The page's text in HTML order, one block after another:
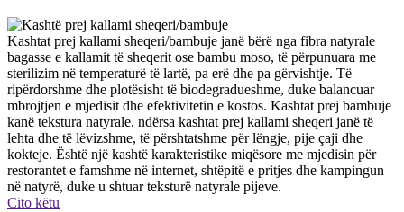
Kashtat prej kallami sheqeri/bambuje janë bërë nga fibra natyrale
bagasse e kallamit të sheqerit ose bambu moso, të përpunuara me
sterilizim në temperaturë të lartë, pa erë dhe pa gërvishtje. Të
ripërdorshme dhe plotësisht të biodegradueshme, duke balancuar
mbrojtjen e mjedisit dhe efektivitetin e kostos. Kashtat prej bambuje
kanë tekstura natyrale, ndërsa kashtat prej kallami sheqeri janë të
lehta dhe të lëvizshme, të përshtatshme për lëngje, pije çaji dhe
kokteje. Është një kashtë karakteristike miqësore me mjedisin për
restorantet e famshme në internet, shtëpitë e pritjes dhe kampingun
në natyrë, duke u shtuar teksturë natyrale pijeve.
Cito këtu